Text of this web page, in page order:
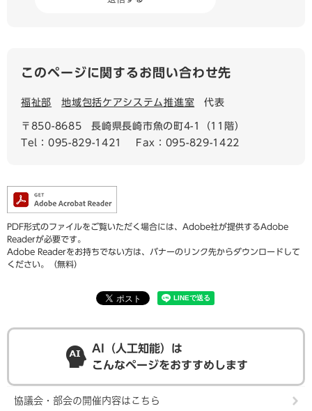
このページに関するお問い合わせ先
福祉部 地域包括ケアシステム推進室 代表
〒850-8685
長崎県長崎市魚の町4-1（11階）
Tel：095-829-1421
Fax：095-829-1422
PDF形式のファイルをご覧いただく場合には、Adobe社が提供するAdobe
Readerが必要です。
Adobe Readerをお持ちでない方は、バナーのリンク先からダウンロードして
ください。（無料）
AI（人工知能）は
こんなページをおすすめします
協議会・部会の開催内容はこちら